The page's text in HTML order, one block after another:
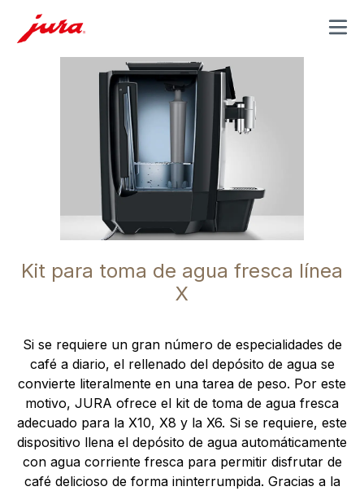
MENU
Kit para toma de agua fresca línea
X
Si se requiere un gran número de especialidades de
café a diario, el rellenado del depósito de agua se
convierte literalmente en una tarea de peso. Por este
motivo, JURA ofrece el kit de toma de agua fresca
adecuado para la X10, X8 y la X6. Si se requiere, este
dispositivo llena el depósito de agua automáticamente
con agua corriente fresca para permitir disfrutar de
café delicioso de forma ininterrumpida. Gracias a la